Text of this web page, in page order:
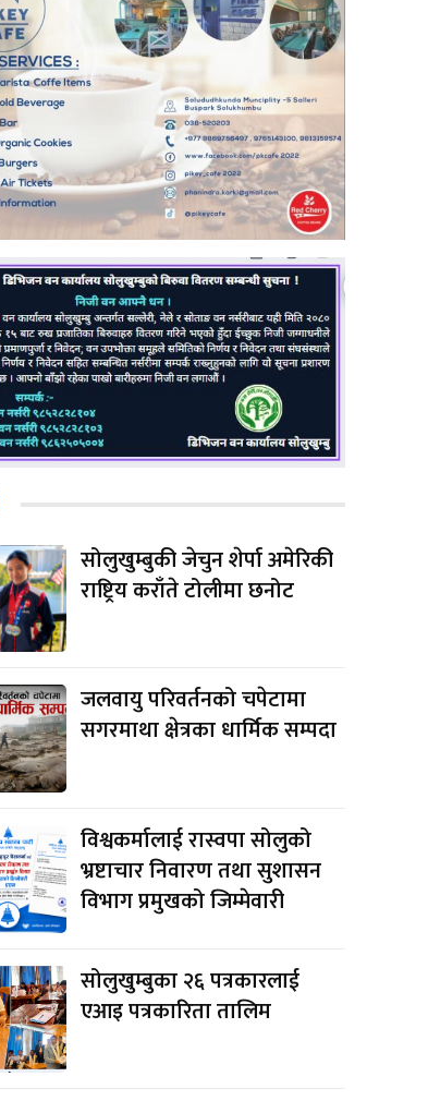
सोलुखुम्बुकी जेचुन शेर्पा अमेरिकी
राष्ट्रिय कराँते टोलीमा छनोट
जलवायु परिवर्तनको चपेटामा
सगरमाथा क्षेत्रका धार्मिक सम्पदा
विश्वकर्मालाई रास्वपा सोलुको
भ्रष्टाचार निवारण तथा सुशासन
विभाग प्रमुखको जिम्मेवारी
सोलुखुम्बुका २६ पत्रकारलाई
एआइ पत्रकारिता तालिम